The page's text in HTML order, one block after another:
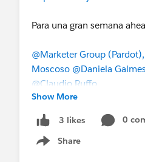
Para una gran semana
@Marketer Group
Moscoso @Daniela Galmes
@Claudio Ruffo
@Admin Group, Palma, ES
Andalucia, ES
@User
@Nonprofit User Group,
Group, Asturias, ES
Show More
3 likes
0
Share
Show menu